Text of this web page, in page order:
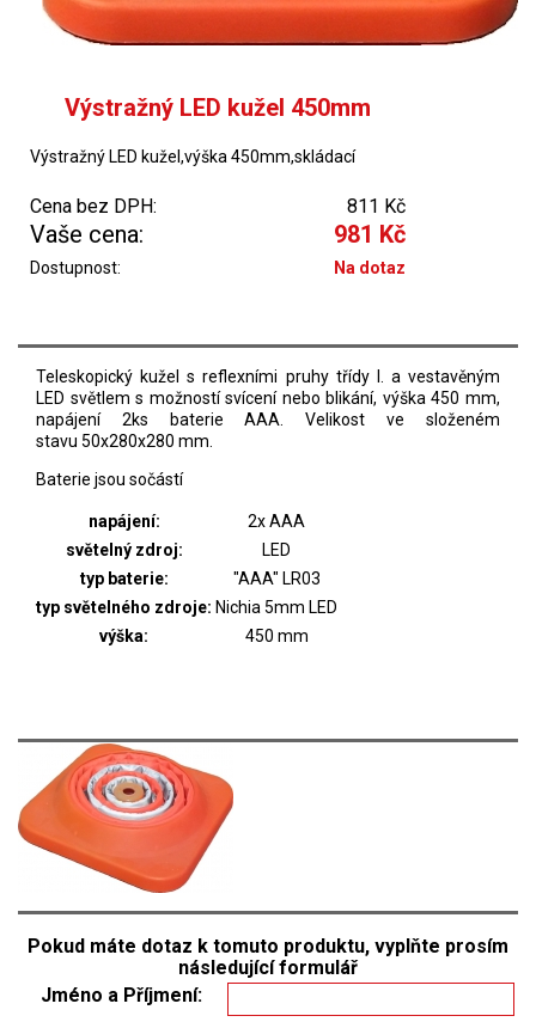
Výstražný LED kužel 450mm
Výstražný LED kužel,výška 450mm,skládací
Cena bez DPH: 811 Kč
Vaše cena: 981 Kč
Dostupnost: Na dotaz
Teleskopický kužel s reflexními pruhy třídy I. a vestavěným
LED světlem s možností svícení nebo blikání, výška 450 mm,
napájení 2ks baterie AAA. Velikost ve složeném
stavu 50x280x280 mm.
Baterie jsou sočástí
napájení:
2x AAA
světelný zdroj:
LED
typ baterie:
"AAA" LR03
typ světelného zdroje: Nichia 5mm LED
výška:
450 mm
Pokud máte dotaz k tomuto produktu, vyplňte prosím
následující formulář
Jméno a Příjmení: